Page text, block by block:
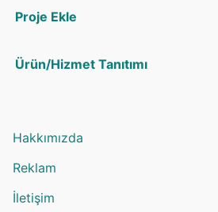
Proje Ekle
Ürün/Hizmet Tanıtımı
Hakkımızda
Reklam
İletişim